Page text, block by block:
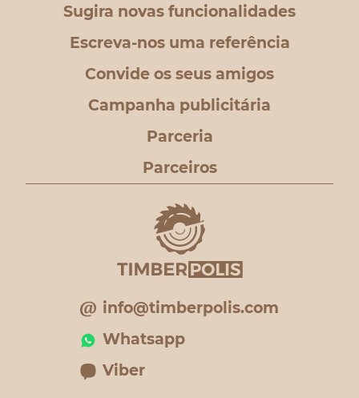
Sugira novas funcionalidades
Escreva-nos uma referência
Convide os seus amigos
Campanha publicitária
Parceria
Parceiros
info@timberpolis.com
Whatsapp
Viber